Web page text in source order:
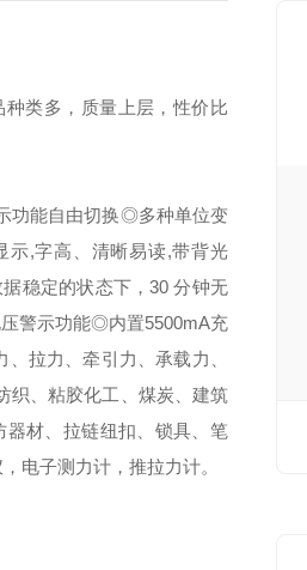
类多，质量上层，性价比
功能自由切换◎多种单位变
,字高、清晰易读,带背光
稳定的状态下，30 分钟无
警示功能◎内置5500mA充
拉力、牵引力、承载力、
织、粘胶化工、煤炭、建筑
材、拉链纽扣、锁具、笔
电子测力计，推拉力计。